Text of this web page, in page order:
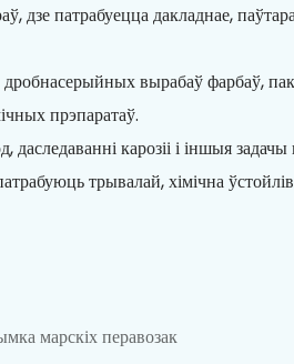
дзе патрабуецца дакладнае,
вырабаў фарбаў,
прэпаратаў.
карозіі і іншыя задачы
трывалай, хімічна
марскіх перавозак